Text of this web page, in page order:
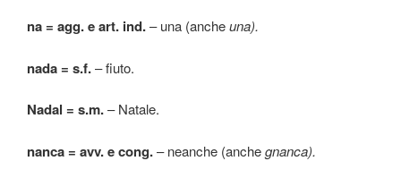
na = agg.e art. ind.– una (ancheuna).
nada = s.f.– fiuto.
Nadal = s.m.– Natale.
nanca = avv.e cong.– neanche (anchegnanca).